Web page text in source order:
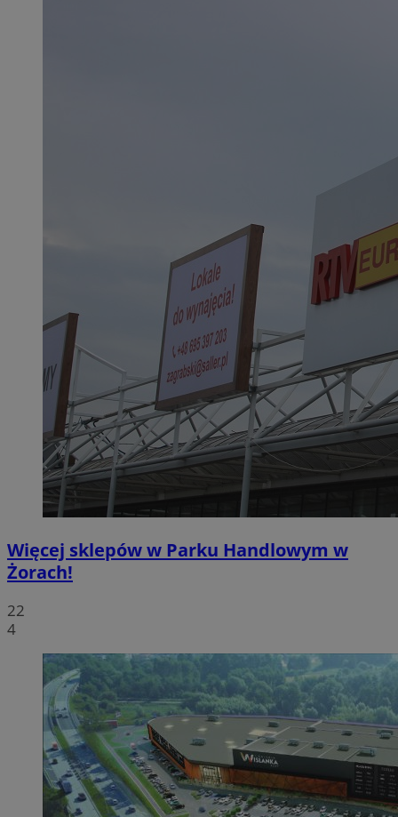
Więcej sklepów w Parku Handlowym w
Żorach!
22
4